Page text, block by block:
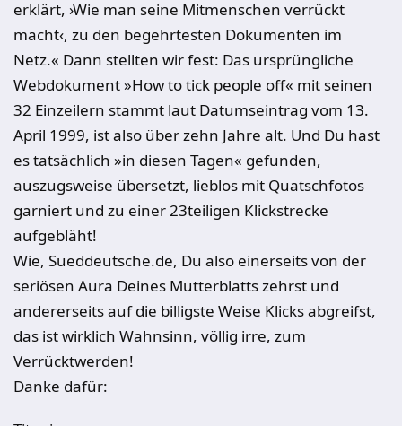
erklärt, ›Wie man seine Mitmenschen verrückt
macht‹, zu den begehrtesten Dokumenten im
Netz.« Dann stellten wir fest: Das ursprüngliche
Webdokument »How to tick people off« mit seinen
32 Einzeilern stammt laut Datumseintrag vom 13.
April 1999, ist also über zehn Jahre alt. Und Du hast
es tatsächlich »in diesen Tagen« gefunden,
auszugsweise übersetzt, lieblos mit Quatschfotos
garniert und zu einer 23teiligen Klickstrecke
aufgebläht!
Wie, Sueddeutsche.de, Du also einerseits von der
seriösen Aura Deines Mutterblatts zehrst und
andererseits auf die billigste Weise Klicks abgreifst,
das ist wirklich Wahnsinn, völlig irre, zum
Verrücktwerden!
Danke dafür: